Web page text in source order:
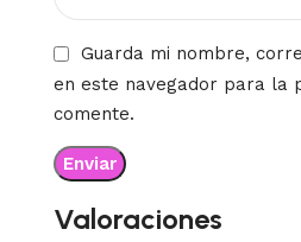
Valoraciones
Guarda mi nombre,
en este navegador para la
comente.